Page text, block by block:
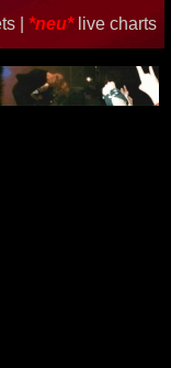
| *neu* live charts